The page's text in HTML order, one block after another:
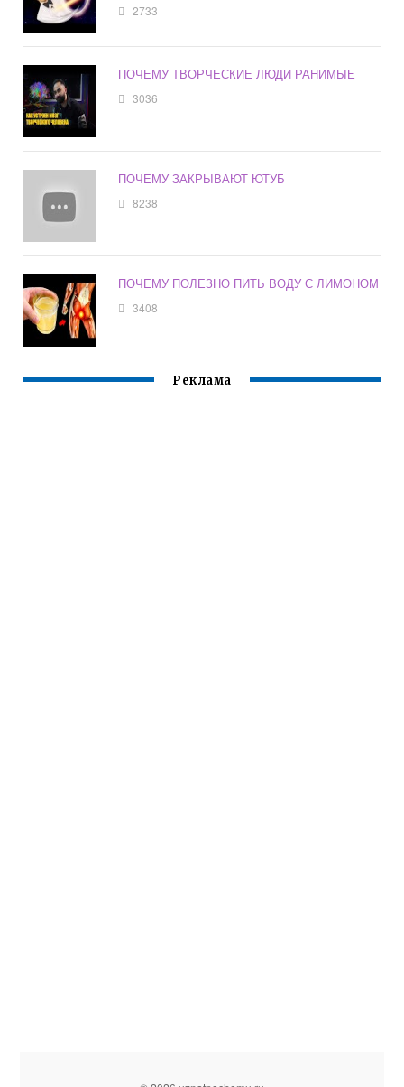
2733
ПОЧЕМУ ТВОРЧЕСКИЕ ЛЮДИ РАНИМЫЕ
3036
ПОЧЕМУ ЗАКРЫВАЮТ ЮТУБ
8238
ПОЧЕМУ ПОЛЕЗНО ПИТЬ ВОДУ С ЛИМОНОМ
3408
Реклама